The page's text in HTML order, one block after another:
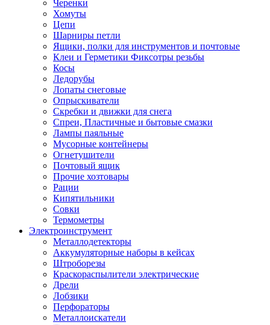
Черенки
Хомуты
Цепи
Шарниры петли
Ящики, полки для инструментов и почтовые
Клеи и Герметики Фиксотры резьбы
Косы
Ледорубы
Лопаты снеговые
Опрыскиватели
Скребки и движки для снега
Спреи, Пластичные и бытовые смазки
Лампы паяльные
Мусорные контейнеры
Огнетушители
Почтовый ящик
Прочие хозтовары
Рации
Кипятильники
Совки
Термометры
Электроинструмент
Металлодетекторы
Аккумуляторные наборы в кейсах
Штроборезы
Краскораспылители электрические
Дрели
Лобзики
Перфораторы
Металлоискатели